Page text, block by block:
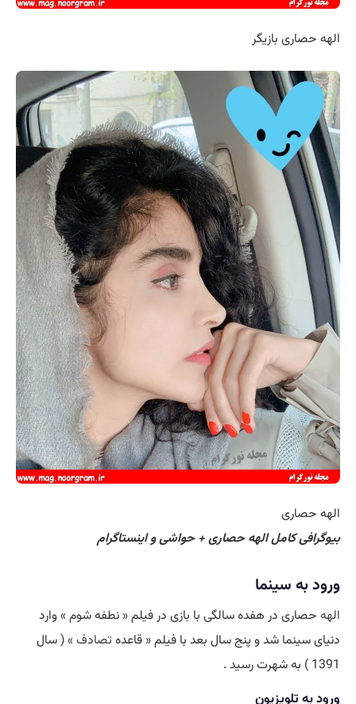
الهه حصاری بازیگر
الهه حصاری
بیوگرافی کامل الهه حصاری + حواشی و اینستاگرام
ورود به سینما
الهه حصاری در هفده سالگی با بازی در فیلم « نطفه شوم » وارد
دنیای سینما شد و پنج سال بعد با فیلم « قاعده تصادف » ( سال
1391 ) به شهرت رسید .
ورود به تلویزیون